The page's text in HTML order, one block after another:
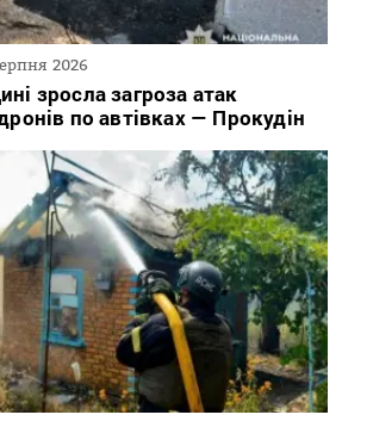
2026
зросла загроза атак
по автівках — Прокудін